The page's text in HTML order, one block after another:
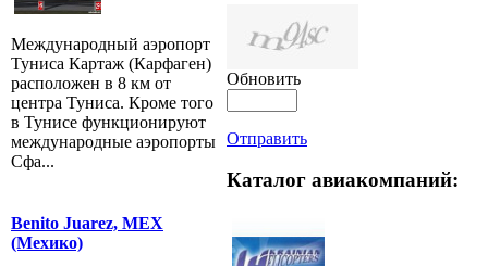
Международный аэропорт
Туниса Картаж (Карфаген)
расположен в 8 км от
центра Туниса. Кроме того
в Тунисе функционируют
международные аэропорты
Сфа...
Benito Juarez, MEX
(Мехико)
Обновить
Отправить
Каталог авиакомпаний: